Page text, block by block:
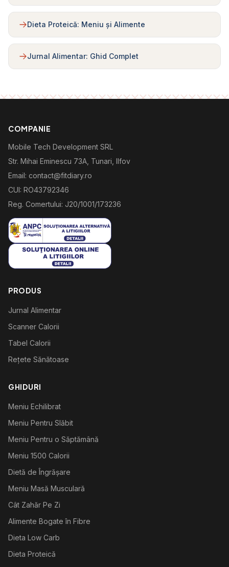
Dieta Proteică: Meniu și Alimente
Jurnal Alimentar: Ghid Complet
COMPANIE
Mobile Tech Development SRL
Str. Mihai Eminescu 73A, Tunari, Ilfov
Email: contact@fitdiary.ro
CUI: RO43792346
Reg. Comertului: J20/1001/173236
PRODUS
Jurnal Alimentar
Scanner Calorii
Tabel Calorii
Rețete Sănătoase
GHIDURI
Meniu Echilibrat
Meniu Pentru Slăbit
Meniu Pentru o Săptămână
Meniu 1500 Calorii
Dietă de Îngrășare
Meniu Masă Musculară
Cât Zahăr Pe Zi
Alimente Bogate în Fibre
Dieta Low Carb
Dieta Proteică